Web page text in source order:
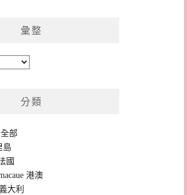
彙整
分類
部
島
國
港澳
大利